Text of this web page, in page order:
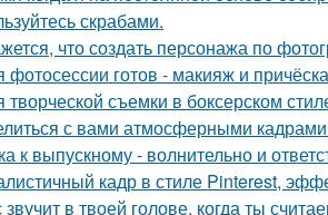
скрабами.
что создать персонажа по
фотосессии готов - макияж и
творческой съемки в боксерском
с вами атмосферными
к выпускному - волнительно и
кадр в стиле Pinterest,
в твоей голове, когда ты